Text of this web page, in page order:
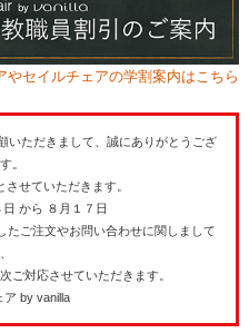
やセイルチェアの学割案内はこちら
いただきまして、誠にありがとうござ
。
せていただきます。
日 から ８月１７日
たご注文やお問い合わせに関しまして
ご対応させていただきます。
ア by vanilla